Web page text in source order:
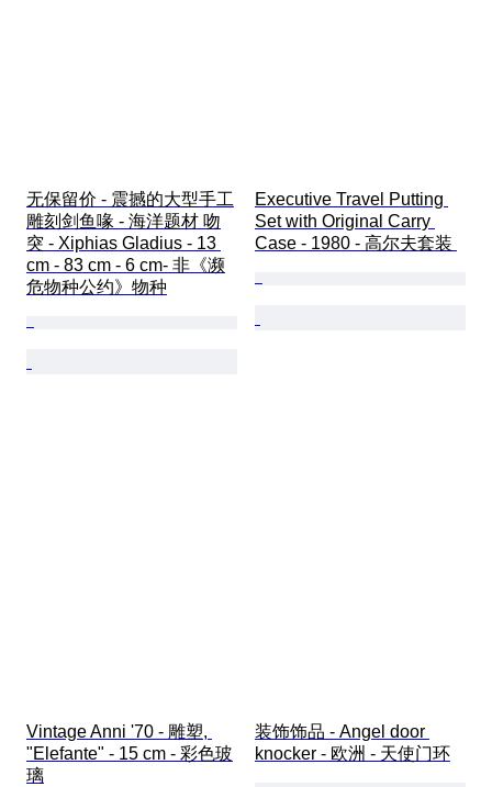
无保留价 - 震撼的大型手工
雕刻剑鱼喙 - 海洋题材 吻
突 - Xiphias Gladius - 13
cm - 83 cm - 6 cm- 非《濒
危物种公约》物种
Executive Travel Putting
Set with Original Carry
Case - 1980 - 高尔夫套装
Vintage Anni '70 - 雕塑,
"Elefante" - 15 cm - 彩色玻
璃
装饰饰品 - Angel door
knocker - 欧洲 - 天使门环